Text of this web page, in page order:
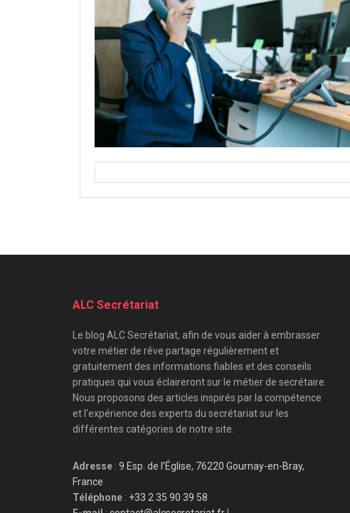
ALC Secrétariat
Le blog ALC Secrétariat, afin de vous aider à embrasser
votre métier de rêve partage régulièrement et
gratuitement des informations fiables et des conseils
pratiques qui vous éclaireront sur le métier de secrétaire.
Nous proposons des articles inspirés par la compétence
et l’expérience des experts du secrétariat sur les
différentes catégories de notre site.
Adresse : 9 Esp. de l’Église, 76220 Gournay-en-Bray,
France
Téléphone : +33 2 35 90 39 58